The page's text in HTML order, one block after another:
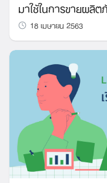
มาใช้ในการขายผลิ
18 เมษายน 2563